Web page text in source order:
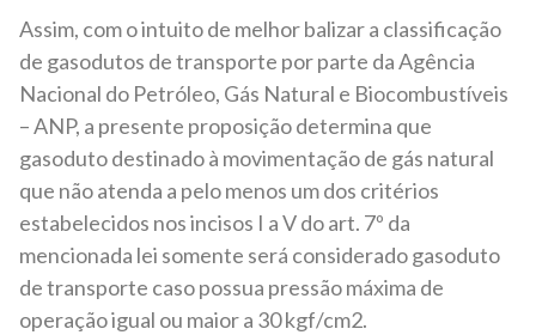
Assim, com o intuito de melhor balizar a classificação
de gasodutos de transporte por parte da Agência
Nacional do Petróleo, Gás Natural e Biocombustíveis
– ANP, a presente proposição determina que
gasoduto destinado à movimentação de gás natural
que não atenda a pelo menos um dos critérios
estabelecidos nos incisos I a V do art. 7º da
mencionada lei somente será considerado gasoduto
de transporte caso possua pressão máxima de
operação igual ou maior a 30 kgf/cm2.